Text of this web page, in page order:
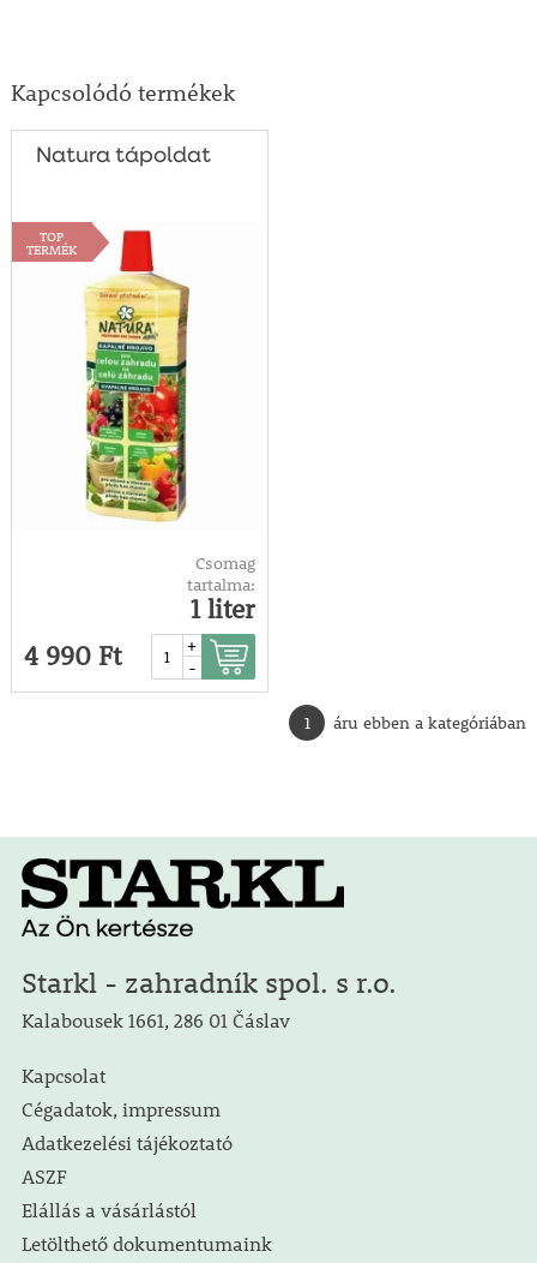
Kapcsolódó termékek
Natura tápoldat
TOP
TERMÉK
Csomag
tartalma:
1 liter
4 990 Ft
+
-
1 áru ebben a kategóriában
Starkl - zahradník spol. s r.o.
Kalabousek 1661, 286 01 Čáslav
Kapcsolat
Cégadatok, impressum
Adatkezelési tájékoztató
ASZF
Elállás a vásárlástól
Letölthető dokumentumaink